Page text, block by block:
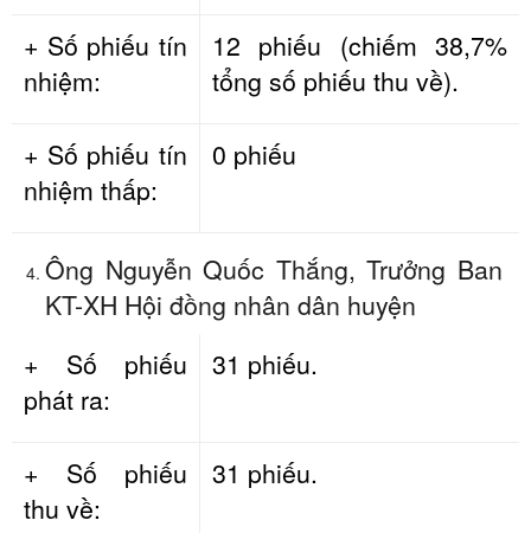
+ Số phiếu tín
nhiệm:
12 phiếu (chiếm 38,7%
tổng số phiếu thu về).
+ Số phiếu tín
nhiệm thấp:
0 phiếu
Ông Nguyễn Quốc Thắng, Trưởng Ban
KT-XH Hội đồng nhân dân huyện
+ Số phiếu
phát ra:
31 phiếu.
+ Số phiếu
thu về:
31 phiếu.